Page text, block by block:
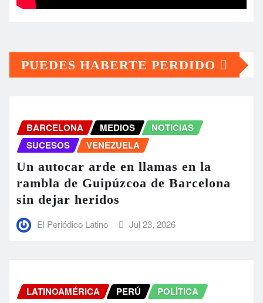
PUEDES HABERTE PERDIDO
BARCELONA MEDIOS
NOTICIAS
SUCESOS
VENEZUELA
Un autocar arde en llamas en la
rambla de Guipúzcoa de Barcelona
sin dejar heridos
El Periódico Latino Jul 23, 2026
LATINOAMÉRICA PERÚ POLÍTICA